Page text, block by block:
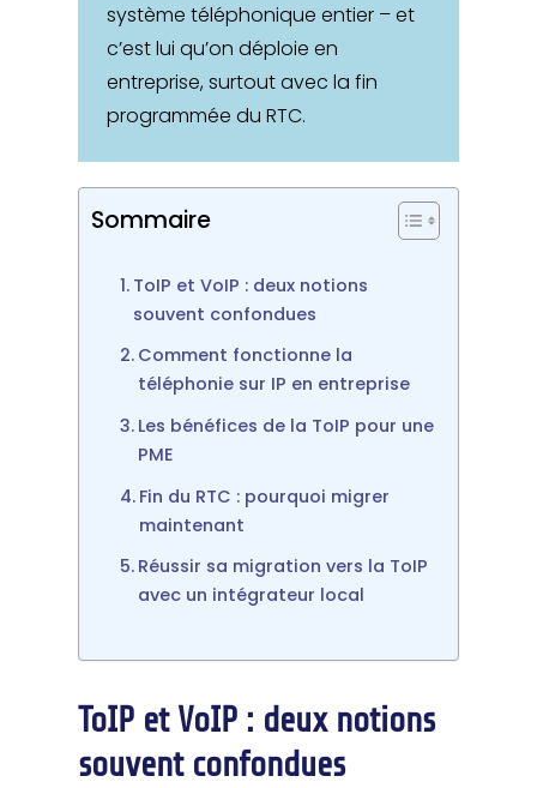
système téléphonique entier – et
c’est lui qu’on déploie en
entreprise, surtout avec la fin
programmée du RTC.
Sommaire
ToIP et VoIP : deux notions
souvent confondues
Comment fonctionne la
téléphonie sur IP en entreprise
Les bénéfices de la ToIP pour une
PME
Fin du RTC : pourquoi migrer
maintenant
Réussir sa migration vers la ToIP
avec un intégrateur local
ToIP et VoIP : deux notions
souvent confondues